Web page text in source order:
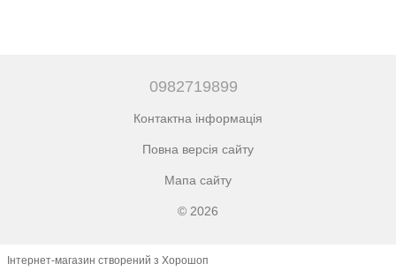
0982719899
Контактна інформація
Повна версія сайту
Мапа сайту
© 2026
Інтернет-магазин створений з Хорошоп